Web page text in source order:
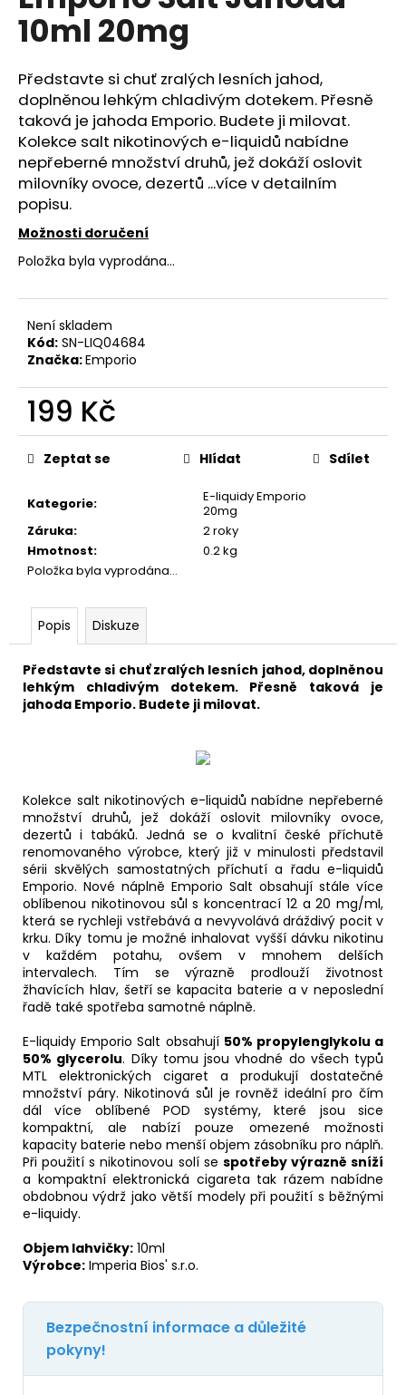
0,0
hvězdiček.
10ml 20mg
Představte si chuť zralých lesních jahod,
doplněnou lehkým chladivým dotekem. Přesně
taková je jahoda Emporio. Budete ji milovat.
Kolekce salt nikotinových e-liquidů nabídne
nepřeberné množství druhů, jež dokáží oslovit
milovníky ovoce, dezertů ...více v detailním
popisu.
Možnosti doručení
Položka byla vyprodána…
Není skladem
Kód: SN-LIQ04684
Značka:Emporio
199 Kč
Měrná
cena:
Kategorie:
E-liquidy Emporio
20mg
Záruka:
2 roky
Hmotnost:
0.2 kg
Položka byla vyprodána…
Zeptat se Hlídat Sdílet
Popis Diskuze
Představte si chuť zralých lesních jahod, doplněnou
lehkým chladivým dotekem. Přesně taková je
jahoda Emporio. Budete ji milovat.
Kolekce salt nikotinových e-liquidů nabídne nepřeberné
množství druhů, jež dokáží oslovit milovníky ovoce,
dezertů i tabáků. Jedná se o kvalitní české příchutě
renomovaného výrobce, který již v minulosti představil
sérii skvělých samostatných příchutí a řadu e-liquidů
Emporio. Nové náplně Emporio Salt obsahují stále více
oblíbenou nikotinovou sůl s koncentrací 12 a 20 mg/ml,
která se rychleji vstřebává a nevyvolává dráždivý pocit v
krku. Díky tomu je možné inhalovat vyšší dávku nikotinu
v každém potahu, ovšem v mnohem delších
intervalech. Tím se výrazně prodlouží životnost
žhavících hlav, šetří se kapacita baterie a v neposlední
řadě také spotřeba samotné náplně.
E-liquidy Emporio Salt obsahují 50% propylenglykolu a
50% glycerolu. Díky tomu jsou vhodné do všech typů
MTL elektronických cigaret a produkují dostatečné
množství páry. Nikotinová sůl je rovněž ideální pro čím
dál více oblíbené POD systémy, které jsou sice
kompaktní, ale nabízí pouze omezené možnosti
kapacity baterie nebo menší objem zásobníku pro náplň.
Při použití s nikotinovou solí se spotřeby výrazně sníží
a kompaktní elektronická cigareta tak rázem nabídne
obdobnou výdrž jako větší modely při použití s běžnými
e-liquidy.
Objem lahvičky: 10ml
Výrobce: Imperia Bios' s.r.o.
a
j
í
t
?
p
o
u
č
u
e
e
DEKANG
DESERT
10ML
6MG
155
Kč
Původně:
195
Kč